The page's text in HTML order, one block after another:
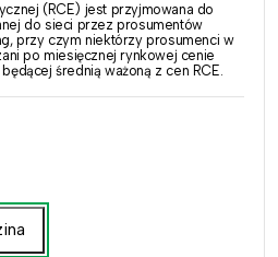
(RCE) jest przyjmowana do
do sieci przez prosumentów
przy czym niektórzy prosumenci w
po miesięcznej rynkowej cenie
średnią ważoną z cen RCE.